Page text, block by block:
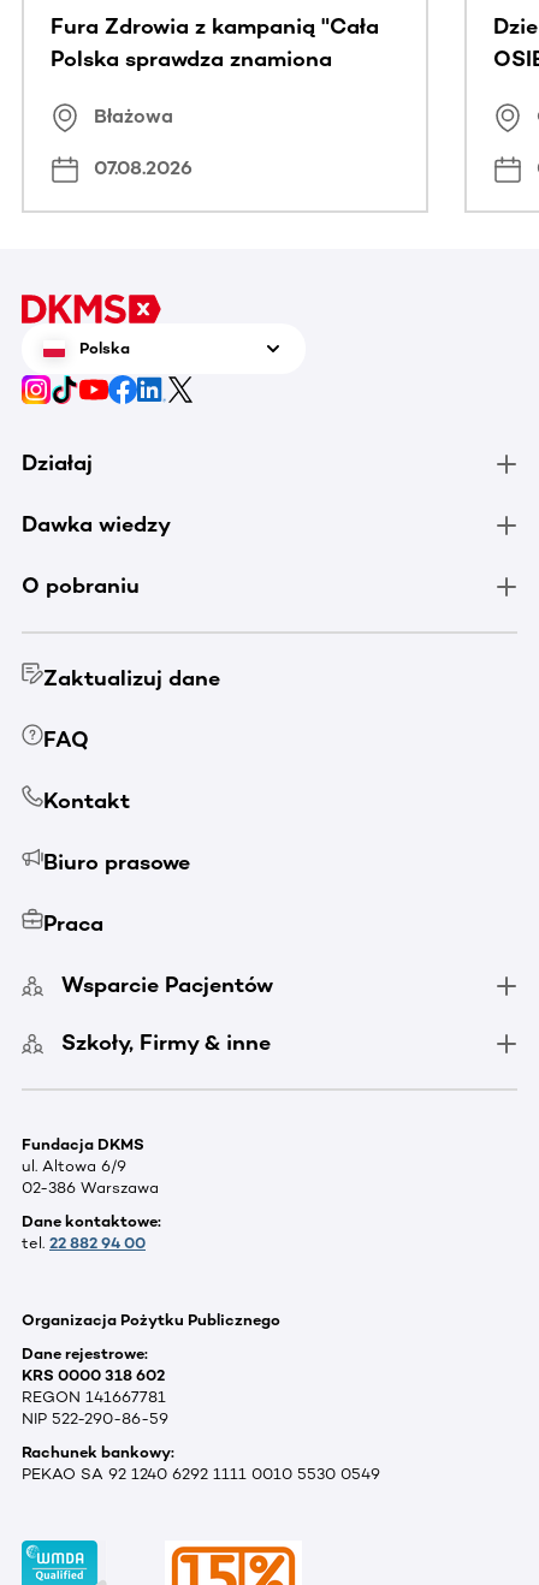
Fura Zdrowia z kampanią "Cała
Polska sprawdza znamiona
Błażowa
07.08.2026
Polska
Działaj
Dawka wiedzy
O pobraniu
Zaktualizuj dane
FAQ
Kontakt
Biuro prasowe
Praca
Wsparcie Pacjentów
Szkoły, Firmy & inne
Fundacja DKMS
ul. Altowa 6/9
02-386 Warszawa
Dane kontaktowe:
tel. 22 882 94 00
Organizacja Pożytku Publicznego
Dane rejestrowe:
KRS 0000 318 602
REGON 141667781
NIP 522-290-86-59
Rachunek bankowy:
PEKAO SA 92 1240 6292 1111 0010 5530 0549